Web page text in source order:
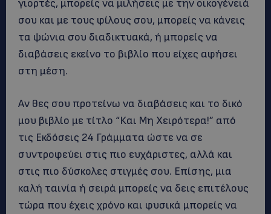
γιορτές, μπορείς να μιλήσεις με την οικογένειά
σου και με τους φίλους σου, μπορείς να κάνεις
τα ψώνια σου διαδικτυακά, ή μπορείς να
διαβάσεις εκείνο το βιβλίο που είχες αφήσει
στη μέση.
Αν θες σου προτείνω να διαβάσεις και το δικό
μου βιβλίο με τίτλο “Και Μη Χειρότερα!” από
τις Εκδόσεις 24 Γράμματα ώστε να σε
συντροφεύει στις πιο ευχάριστες, αλλά και
στις πιο δύσκολες στιγμές σου. Επίσης, μια
καλή ταινία ή σειρά μπορείς να δεις επιτέλους
τώρα που έχεις χρόνο και φυσικά μπορείς να